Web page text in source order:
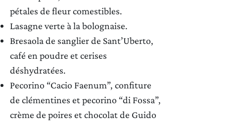
LA TENUTA
EXPÉRIENCE
NEWS
pétales de fleur comestibles.
Lasagne verte à la bolognaise.
Bresaola de sanglier de Sant’Uberto,
café en poudre et cerises
déshydratées.
Pecorino “Cacio Faenum”, confiture
de clémentines et pecorino “di Fossa”,
crème de poires et chocolat de Guido